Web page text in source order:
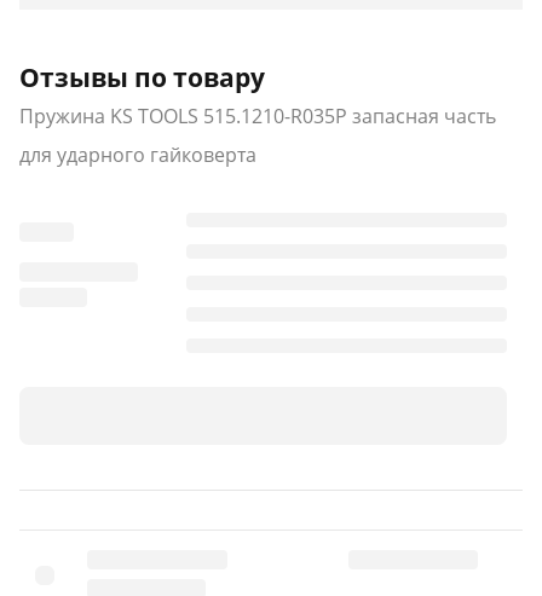
Отзывы по товару
Пружина KS TOOLS 515.1210-R035P запасная часть
для ударного гайковерта